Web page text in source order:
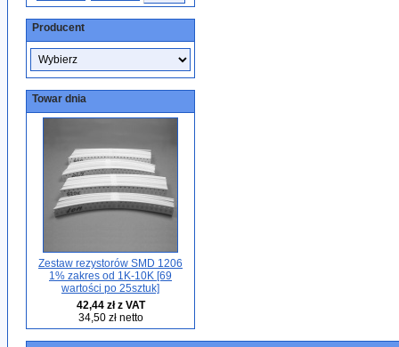
Producent
Towar dnia
Zestaw rezystorów SMD 1206
1% zakres od 1K-10K [69
wartości po 25sztuk]
42,44 zł z VAT
34,50 zł netto